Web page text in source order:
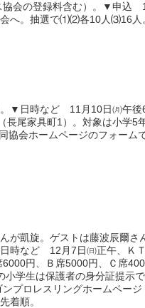
協会の登録料含む）。▼申込
会へ。抽選で⑴⑵各10人⑶16人
▼日時など 11月10日㈪午後
長尾家具町1）。対象は小学5
会ホームページのフォーム
が凱旋。ゲストは藤波辰爾さ
時など 12月7日㈰正午、Ｋ
円、Ｂ席5000円、Ｃ席
学生は保護者の身分証提示
プロレスリングホームページ
着順。